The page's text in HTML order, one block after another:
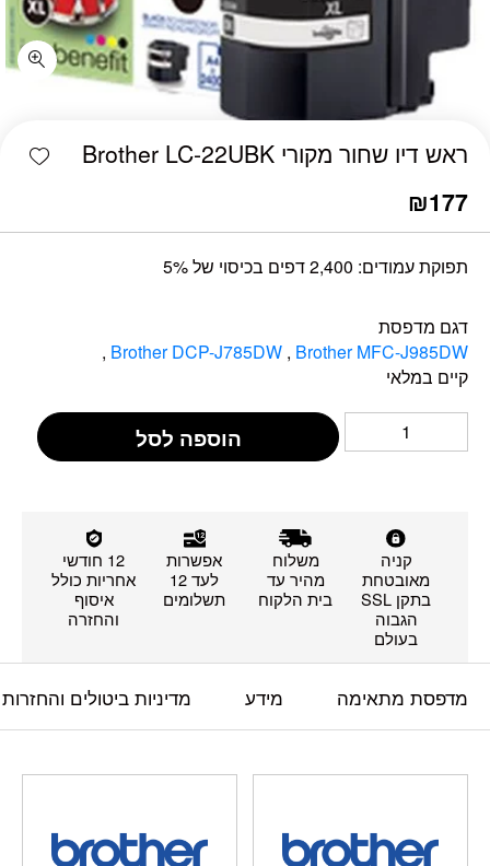
ראש דיו שחור מקורי Brother LC-22UBK
₪177
תפוקת עמודים: 2,400 דפים בכיסוי של 5%
דגם מדפסת
Brother DCP-J785DW , Brother MFC-J985DW
,
קיים במלאי
הוספה לסל
קניה
מאובטחת
בתקן SSL
הגבוה
בעולם
משלוח
מהיר עד
בית הלקוח
אפשרות
לעד 12
תשלומים
12 חודשי
אחריות כולל
איסוף
והחזרה
מדפסת מתאימה מידע מדיניות ביטולים והחזרות